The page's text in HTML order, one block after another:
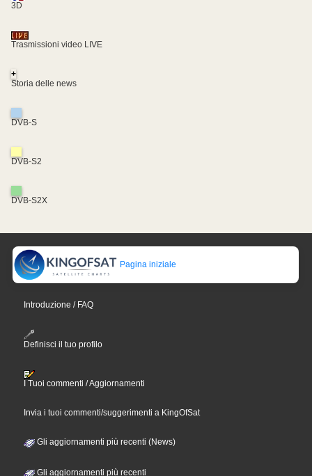
3D
Trasmissioni video LIVE
+
Storia delle news
DVB-S
DVB-S2
DVB-S2X
Pagina iniziale
Introduzione / FAQ
Definisci il tuo profilo
I Tuoi commenti / Aggiornamenti
Invia i tuoi commenti/suggerimenti a KingOfSat
Gli aggiornamenti più recenti (News)
Gli aggiornamenti più recenti